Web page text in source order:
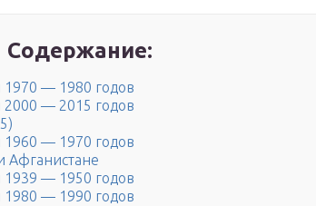
Содержание:
— 1980 годов
— 2015 годов
— 1970 годов
Афганистане
— 1950 годов
— 1990 годов